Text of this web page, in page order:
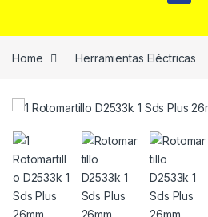
Home Herramientas Eléctricas